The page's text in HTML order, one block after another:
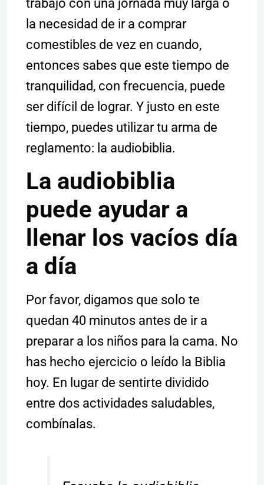
trabajo con una jornada muy larga o
la necesidad de ir a comprar
comestibles de vez en cuando,
entonces sabes que este tiempo de
tranquilidad, con frecuencia, puede
ser difícil de lograr. Y justo en este
tiempo, puedes utilizar tu arma de
reglamento: la audiobiblia.
La audiobiblia
puede ayudar a
llenar los vacíos día
a día
Por favor, digamos que solo te
quedan 40 minutos antes de ir a
preparar a los niños para la cama. No
has hecho ejercicio o leído la Biblia
hoy. En lugar de sentirte dividido
entre dos actividades saludables,
combínalas.